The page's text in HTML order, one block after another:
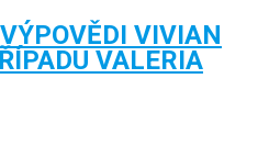
VIVIAN
VALERIA